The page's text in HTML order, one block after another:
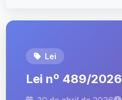
Lei
Lei nº 489/2026